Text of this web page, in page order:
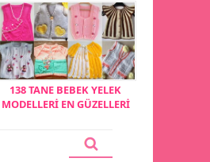
138 TANE BEBEK YELEK
MODELLERİ EN GÜZELLERİ